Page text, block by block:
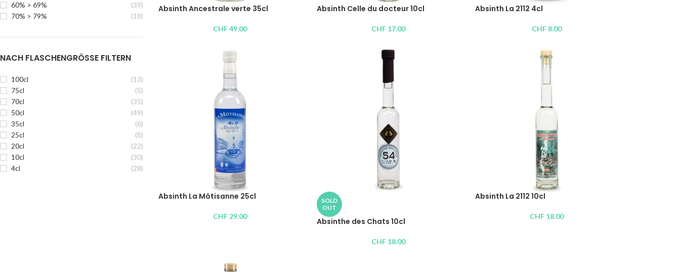
60% > 69%
(39)
70% > 79%
(18)
NACH FLASCHENGRÖSSE FILTERN
100cl
(13)
75cl
(5)
70cl
(35)
50cl
(49)
35cl
(6)
25cl
(8)
20cl
(22)
10cl
(30)
4cl
(28)
Absinth Ancestrale verte 35cl
CHF49.00
Absinth Celle du docteur 10cl
CHF17.00
Absinth La 2112 4cl
CHF8.00
Absinth La Môtisanne 25cl
CHF29.00
SOLD
OUT
Absinthe des Chats 10cl
CHF18.00
Absinth La 2112 10cl
CHF18.00